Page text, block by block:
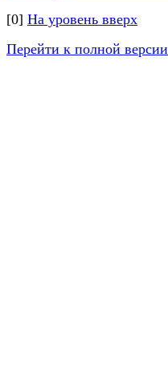
[0] На уровень вверх
Перейти к полной версии